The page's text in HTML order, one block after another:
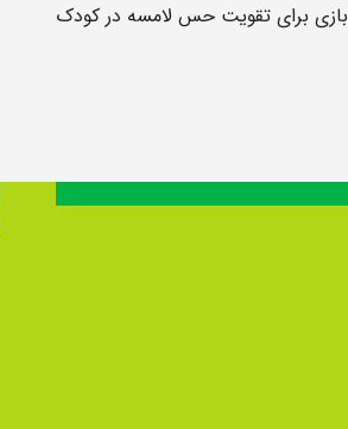
بازی برای تقویت حس لامسه در کودک